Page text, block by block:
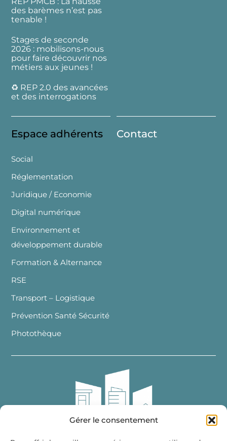
Gérer le consentement
des barèmes n’est pas
tenable !
Stages de seconde
2026 : mobilisons-nous
pour faire découvrir nos
métiers aux jeunes !
♻️ REP 2.0 des avancées
et des interrogations
Espace adhérents
Social
Réglementation
Juridique / Economie
Digital numérique
Environnement et
développement durable
Formation & Alternance
RSE
Transport – Logistique
Prévention Santé Sécurité
Photothèque
Contact